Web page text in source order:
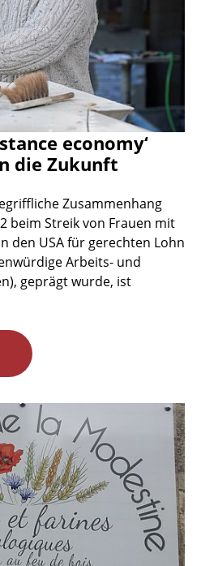
economy‘
die Zukunft
Zusammenhang
beim Streik von Frauen mit
den USA für gerechten Lohn
Arbeits- und
geprägt wurde, ist